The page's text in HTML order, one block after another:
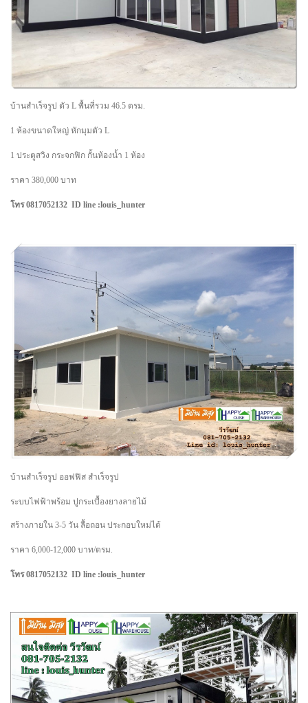
บ้านสำเร็จรูป ตัว L พื้นที่รวม 46.5 ตรม.
1 ห้องขนาดใหญ่ หักมุมตัว L
1 ประตูสวิง กระจกฟิก กั้นห้องน้ำ 1 ห้อง
ราคา 380,000 บาท
โทร 0817052132 ID line :louis_hunter
บ้านสำเร็จรูป ออฟฟิส สำเร็จรูป
ระบบไฟฟ้าพร้อม ปูกระเบื้องยางลายไม้
สร้างภายใน 3-5 วัน ลื้อถอน ประกอบใหม่ได้
ราคา 6,000-12,000 บาท/ตรม.
โทร 0817052132 ID line :louis_hunter